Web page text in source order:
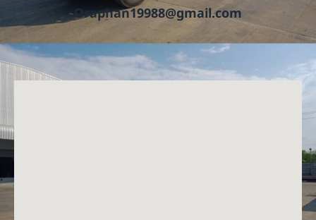
Oraphan19988@gmail.com